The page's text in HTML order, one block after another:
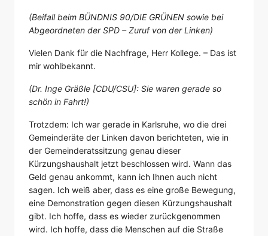
(Beifall beim BÜNDNIS 90/DIE GRÜNEN sowie bei
Abgeordneten der SPD – Zuruf von der Linken)
Vielen Dank für die Nachfrage, Herr Kollege. – Das ist
mir wohlbekannt.
(Dr. Inge Gräßle [CDU/CSU]: Sie waren gerade so
schön in Fahrt!)
Trotzdem: Ich war gerade in Karlsruhe, wo die drei
Gemeinderäte der Linken davon berichteten, wie in
der Gemeinderatssitzung genau dieser
Kürzungshaushalt jetzt beschlossen wird. Wann das
Geld genau ankommt, kann ich Ihnen auch nicht
sagen. Ich weiß aber, dass es eine große Bewegung,
eine Demonstration gegen diesen Kürzungshaushalt
gibt. Ich hoffe, dass es wieder zurückgenommen
wird. Ich hoffe, dass die Menschen auf die Straße